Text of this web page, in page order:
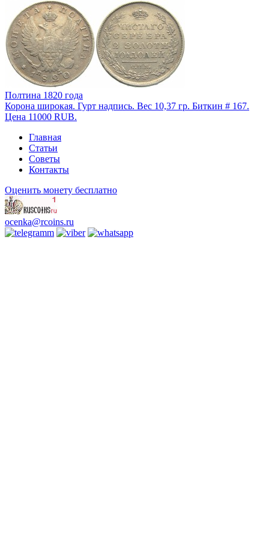
Полтина 1820 года
Корона широкая. Гурт надпись. Вес 10,37 гр. Биткин # 167.
Цена 11000 RUB.
Главная
Статьи
Советы
Контакты
Оценить монету бесплатно
ocenka@rcoins.ru